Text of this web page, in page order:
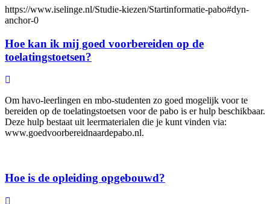
https://www.iselinge.nl/Studie-kiezen/Startinformatie-pabo#dyn-
anchor-0
Hoe kan ik mij goed voorbereiden op de
toelatingstoetsen?
Om havo-leerlingen en mbo-studenten zo goed mogelijk voor te
bereiden op de toelatingstoetsen voor de pabo is er hulp beschikbaar.
Deze hulp bestaat uit leermaterialen die je kunt vinden via:
www.goedvoorbereidnaardepabo.nl.
Hoe is de opleiding opgebouwd?